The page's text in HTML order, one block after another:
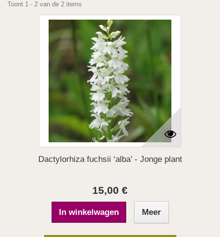
Toont 1 - 2 van de 2 items
Dactylorhiza fuchsii ‘alba’ - Jonge plant
15,00 €
In winkelwagen Meer